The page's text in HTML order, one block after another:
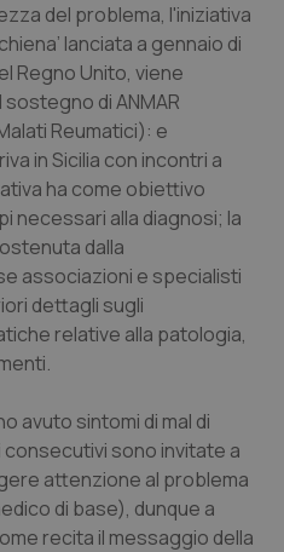
di Trento
del problema, l'iniziativa
lanciata a gennaio di
Regno Unito, viene
di ANMAR
Reumatici): e
in Sicilia con incontri a
ha come obiettivo
necessari alla diagnosi; la
dalla
associazioni e specialisti
dettagli sugli
relative alla patologia,
avuto sintomi di mal di
sono invitate a
attenzione al problema
di base), dunque a
recita il messaggio della